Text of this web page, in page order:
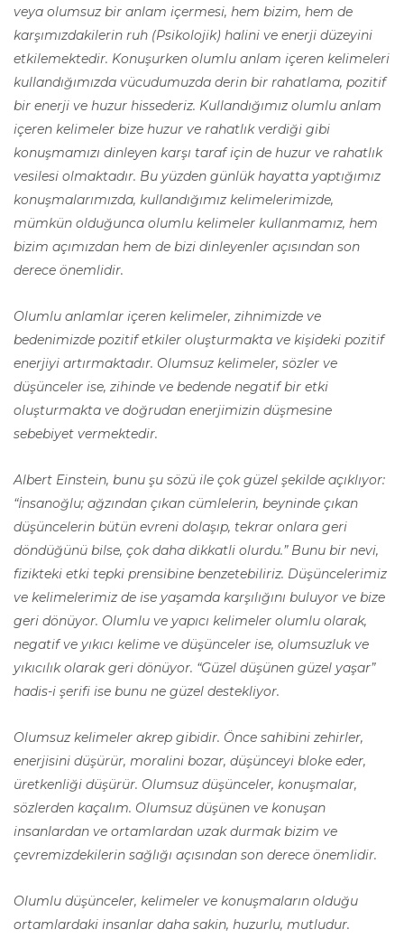
veya olumsuz bir anlam içermesi, hem bizim, hem de
karşımızdakilerin ruh (Psikolojik) halini ve enerji düzeyini
etkilemektedir. Konuşurken olumlu anlam içeren kelimeleri
kullandığımızda vücudumuzda derin bir rahatlama, pozitif
bir enerji ve huzur hissederiz. Kullandığımız olumlu anlam
içeren kelimeler bize huzur ve rahatlık verdiği gibi
konuşmamızı dinleyen karşı taraf için de huzur ve rahatlık
vesilesi olmaktadır. Bu yüzden günlük hayatta yaptığımız
konuşmalarımızda, kullandığımız kelimelerimizde,
mümkün olduğunca olumlu kelimeler kullanmamız, hem
bizim açımızdan hem de bizi dinleyenler açısından son
derece önemlidir.
Olumlu anlamlar içeren kelimeler, zihnimizde ve
bedenimizde pozitif etkiler oluşturmakta ve kişideki pozitif
enerjiyi artırmaktadır. Olumsuz kelimeler, sözler ve
düşünceler ise, zihinde ve bedende negatif bir etki
oluşturmakta ve doğrudan enerjimizin düşmesine
sebebiyet vermektedir.
Albert Einstein, bunu şu sözü ile çok güzel şekilde açıklıyor:
“İnsanoğlu; ağzından çıkan cümlelerin, beyninde çıkan
düşüncelerin bütün evreni dolaşıp, tekrar onlara geri
döndüğünü bilse, çok daha dikkatli olurdu.” Bunu bir nevi,
fizikteki etki tepki prensibine benzetebiliriz. Düşüncelerimiz
ve kelimelerimiz de ise yaşamda karşılığını buluyor ve bize
geri dönüyor. Olumlu ve yapıcı kelimeler olumlu olarak,
negatif ve yıkıcı kelime ve düşünceler ise, olumsuzluk ve
yıkıcılık olarak geri dönüyor. “Güzel düşünen güzel yaşar”
hadis-i şerifi ise bunu ne güzel destekliyor.
Olumsuz kelimeler akrep gibidir. Önce sahibini zehirler,
enerjisini düşürür, moralini bozar, düşünceyi bloke eder,
üretkenliği düşürür. Olumsuz düşünceler, konuşmalar,
sözlerden kaçalım. Olumsuz düşünen ve konuşan
insanlardan ve ortamlardan uzak durmak bizim ve
çevremizdekilerin sağlığı açısından son derece önemlidir.
Olumlu düşünceler, kelimeler ve konuşmaların olduğu
ortamlardaki insanlar daha sakin, huzurlu, mutludur.